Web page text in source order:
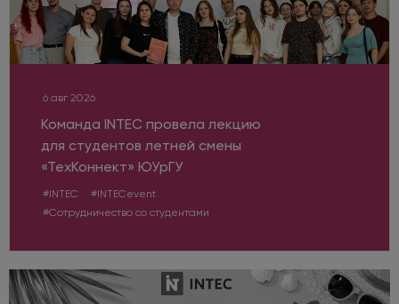
6 авг 2026
Команда INTEC провела лекцию
для студентов летней смены
«ТехКоннект» ЮУрГУ
#INTEC
#INTECevent
#Сотрудничество со студентами